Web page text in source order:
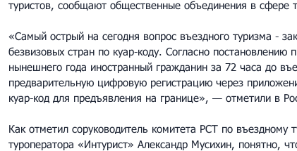
туристов, сообщают общественные объединения в сфере
«Самый острый на сегодня вопрос въездного туризма -
безвизовых стран по куар-коду. Согласно постановлению
нынешнего года иностранный гражданин за 72 часа до
предварительную цифровую регистрацию через
куар-код для предъявления на границе», — отметили в
Как отметил соруководитель комитета РСТ по въездному
туроператора «Интурист» Александр Мусихин, понятно,